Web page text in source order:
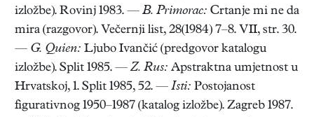
izložbe). Rovinj 1983. — B. Primorac: Crtanje mi ne da
mira (razgovor). Večernji list, 28(1984) 7–8. VII, str. 30.
— G. Quien: Ljubo Ivančić (predgovor katalogu
izložbe). Split 1985. — Z. Rus: Apstraktna umjetnost u
Hrvatskoj, 1. Split 1985, 52. — Isti: Postojanost
figurativnog 1950–1987 (katalog izložbe). Zagreb 1987.